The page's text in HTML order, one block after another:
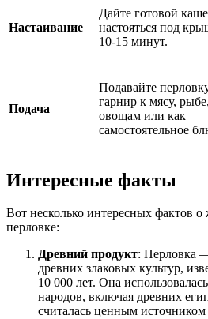
Настаивание
Дайте готовой каше
настояться под
10-15 минут.
Подача
Подавайте
гарнир к мясу, рыбе,
овощам или как
самостоятельное
Интересные факты
Вот несколько интересных фактов
перловке:
Древний продукт: Перловка
древних злаковых культур,
10 000 лет. Она
народов, включая древних
считалась ценным источником